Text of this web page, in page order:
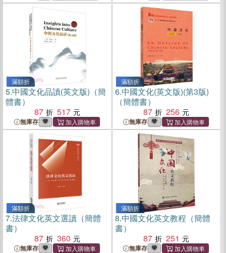
滿額折
5.中國文化品讀(英文版)（簡
體書）
87
517
無庫存
滿額折
6.中國文化(英文版)(第3版)
（簡體書）
87
256
無庫存
滿額折
7.法律文化英文選讀（簡體
書）
87
360
無庫存
滿額折
8.中國文化英文教程（簡體
書）
87
251
無庫存